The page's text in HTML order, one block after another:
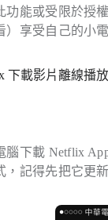
功能或受限於授
）享受自己的小
下載影片離線播
腦下載 Netflix
，記得先把它更